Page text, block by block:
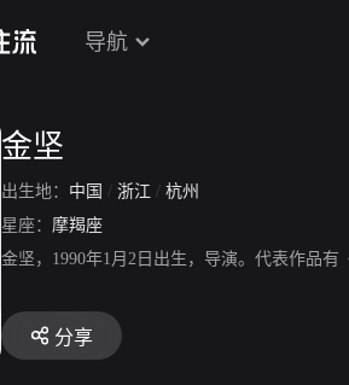
导航
金坚
出生地： 中国 / 浙江 / 杭州
星座： 摩羯座
金坚，1990年1月2日出生，导演。代表作品
分享